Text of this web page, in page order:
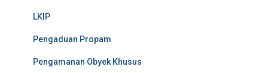
LKIP
Pengaduan Propam
Pengamanan Obyek Khusus